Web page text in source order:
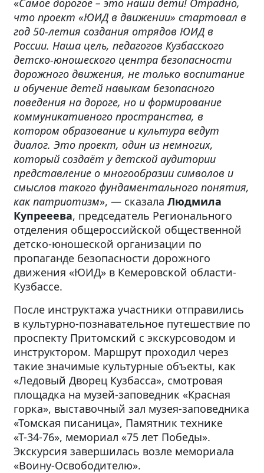
«Самое дорогое – это наши дети! Отрадно,
что проект «ЮИД в движении» стартовал в
год 50-летия создания отрядов ЮИД в
России. Наша цель, педагогов Кузбасского
детско-юношеского центра безопасности
дорожного движения, не только воспитание
и обучение детей навыкам безопасного
поведения на дороге, но и формирование
коммуникативного пространства, в
котором образование и культура ведут
диалог. Это проект, один из немногих,
который создаёт у детской аудитории
представление о многообразии символов и
смыслов такого фундаментального понятия,
как патриотизм», — сказала Людмила
Купрееева, председатель Регионального
отделения общероссийской общественной
детско-юношеской организации по
пропаганде безопасности дорожного
движения «ЮИД» в Кемеровской области-
Кузбассе.
После инструктажа участники отправились
в культурно-познавательное путешествие по
проспекту Притомский с экскурсоводом и
инструктором. Маршрут проходил через
такие значимые культурные объекты, как
«Ледовый Дворец Кузбасса», смотровая
площадка на музей-заповедник «Красная
горка», выставочный зал музея-заповедника
«Томская писаница», Памятник технике
«Т-34-76», мемориал «75 лет Победы».
Экскурсия завершилась возле мемориала
«Воину-Освободителю».